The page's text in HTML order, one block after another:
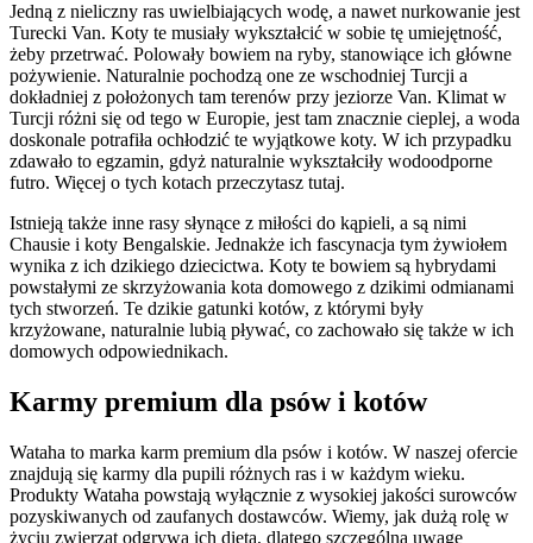
Jedną z nieliczny ras uwielbiających wodę, a nawet nurkowanie jest
Turecki Van. Koty te musiały wykształcić w sobie tę umiejętność,
żeby przetrwać. Polowały bowiem na ryby, stanowiące ich główne
pożywienie. Naturalnie pochodzą one ze wschodniej Turcji a
dokładniej z położonych tam terenów przy jeziorze Van. Klimat w
Turcji różni się od tego w Europie, jest tam znacznie cieplej, a woda
doskonale potrafiła ochłodzić te wyjątkowe koty. W ich przypadku
zdawało to egzamin, gdyż naturalnie wykształciły wodoodporne
futro. Więcej o tych kotach przeczytasz tutaj.
Istnieją także inne rasy słynące z miłości do kąpieli, a są nimi
Chausie i koty Bengalskie. Jednakże ich fascynacja tym żywiołem
wynika z ich dzikiego dziecictwa. Koty te bowiem są hybrydami
powstałymi ze skrzyżowania kota domowego z dzikimi odmianami
tych stworzeń. Te dzikie gatunki kotów, z którymi były
krzyżowane, naturalnie lubią pływać, co zachowało się także w ich
domowych odpowiednikach.
Karmy premium dla psów i kotów
Wataha to marka karm premium dla psów i kotów. W naszej ofercie
znajdują się karmy dla pupili różnych ras i w każdym wieku.
Produkty Wataha powstają wyłącznie z wysokiej jakości surowców
pozyskiwanych od zaufanych dostawców. Wiemy, jak dużą rolę w
życiu zwierząt odgrywa ich dieta, dlatego szczególną uwagę